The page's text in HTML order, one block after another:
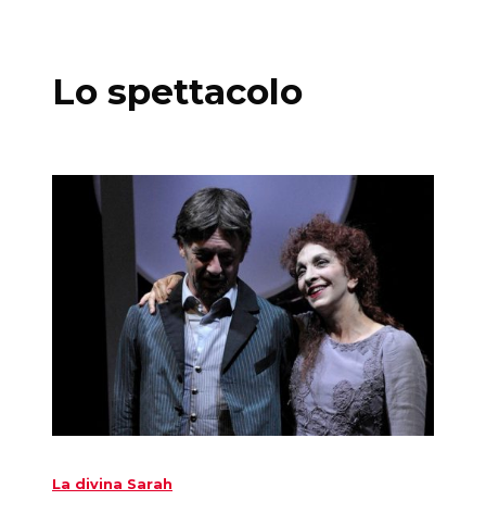
Lo spettacolo
La divina Sarah